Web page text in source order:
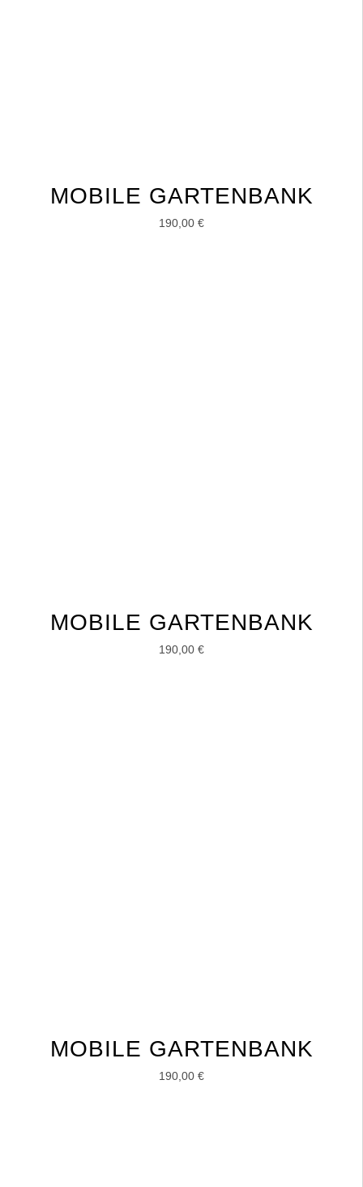
MOBILE GARTENBANK
190,00 €
MOBILE GARTENBANK
190,00 €
MOBILE GARTENBANK
190,00 €